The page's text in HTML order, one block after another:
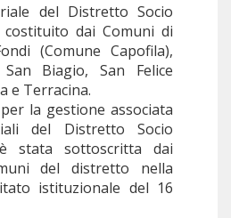
del Distretto Socio
dai Comuni di
(Comune Capofila),
Biagio, San Felice
e Terracina.
la gestione associata
del Distretto Socio
stata sottoscritta dai
del distretto nella
istituzionale del 16